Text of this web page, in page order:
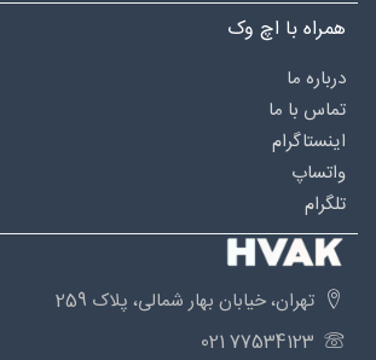
همراه با اچ وک
درباره‌ ما
تماس با ما
اینستاگرام
واتساپ
تلگرام
تهران، خیابان بهار شمالی، پلاک 259
77534123 021